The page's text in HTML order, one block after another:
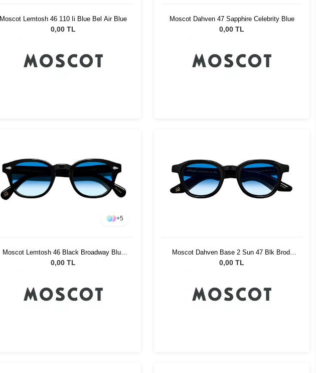
Moscot Lemtosh 46 110 Ii Blue Bel Air Blue
0,00 TL
Moscot Dahven 47 Sapphire Celebrity Blue
0,00 TL
+5
Moscot Lemtosh 46 Black Broadway Blue
Fad
0,00 TL
Moscot Dahven Base 2 Sun 47 Blk Brod.
Blue Fade
0,00 TL